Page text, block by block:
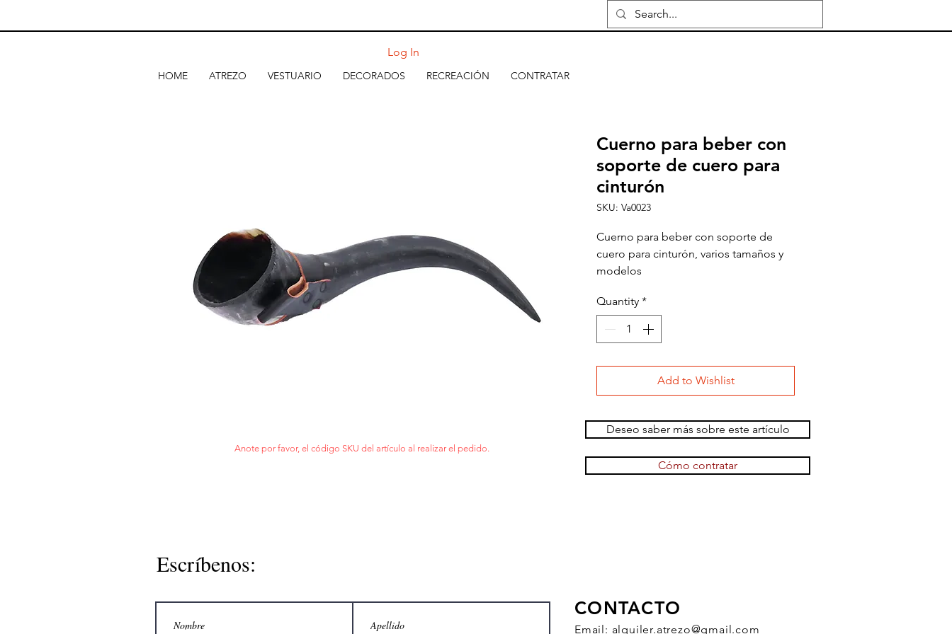
HOME ATREZO VESTUARIO DECORADOS RECREACIÓN CONTRATAR
Log In
Cuerno para beber con
soporte de cuero para
cinturón
SKU: Va0023
Cuerno para beber con soporte de
cuero para cinturón, varios tamaños y
modelos
Quantity *
Add to Wishlist
Deseo saber más sobre este artículo
Anote por favor, el código SKU del artículo al realizar el pedido.
Cómo contratar
Escríbenos:
CONTACTO
Email: alquiler.atrezo@gmail.com